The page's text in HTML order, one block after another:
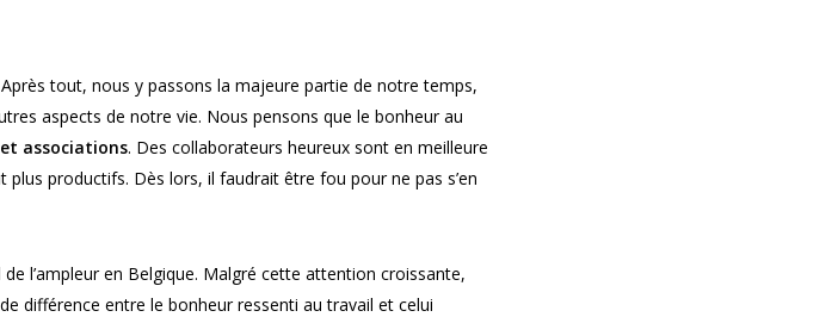
tout, nous y passons la majeure partie de notre temps,
aspects de notre vie. Nous pensons que le bonheur au
associations. Des collaborateurs heureux sont en meilleure
productifs. Dès lors, il faudrait être fou pour ne pas s’en
l’ampleur en Belgique. Malgré cette attention croissante,
différence entre le bonheur ressenti au travail et celui